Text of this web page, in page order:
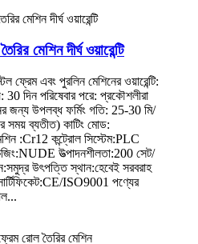
মেশিন দীর্ঘ ওয়ারেন্টি
ফ্রেম এবং পুরলিন মেশিনের ওয়ারেন্টি:
30 দিন পরিষেবার পরে: প্রকৌশলীরা
জন্য উপলব্ধ ফর্মিং গতি: 25-30 মি/
সময় ব্যতীত) কাটিং মোড:
:Cr12 কন্ট্রোল সিস্টেম:PLC
উত্পাদনশীলতা:200 সেট/
উৎপত্তি স্থান:হেবেই সরবরাহ
ISO9001 পণ্যের